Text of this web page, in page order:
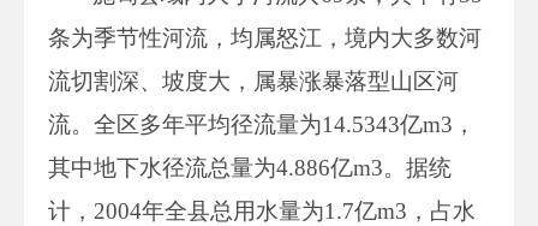
条为季节性河流，均属怒江，境内大多数河
流切割深、坡度大，属暴涨暴落型山区河
流。全区多年平均径流量为14.5343亿m3，
其中地下水径流总量为4.886亿m3。据统
计，2004年全县总用水量为1.7亿m3，占水